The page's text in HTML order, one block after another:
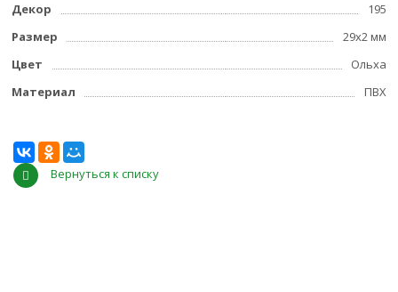
Декор
195
Размер
29x2 мм
Цвет
Ольха
Материал
ПВХ
Вернуться к списку